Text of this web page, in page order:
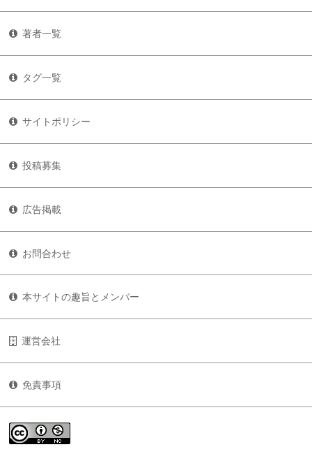
著者一覧
タグ一覧
サイトポリシー
投稿募集
広告掲載
お問合わせ
本サイトの趣旨とメンバー
運営会社
免責事項